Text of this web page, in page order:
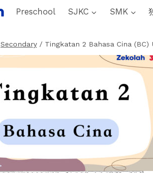
Preschool SJKC SMK
Secondary / Tingkatan 2 Bahasa Cina (BC)